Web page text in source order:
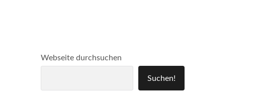
Webseite durchsuchen
Suchen!